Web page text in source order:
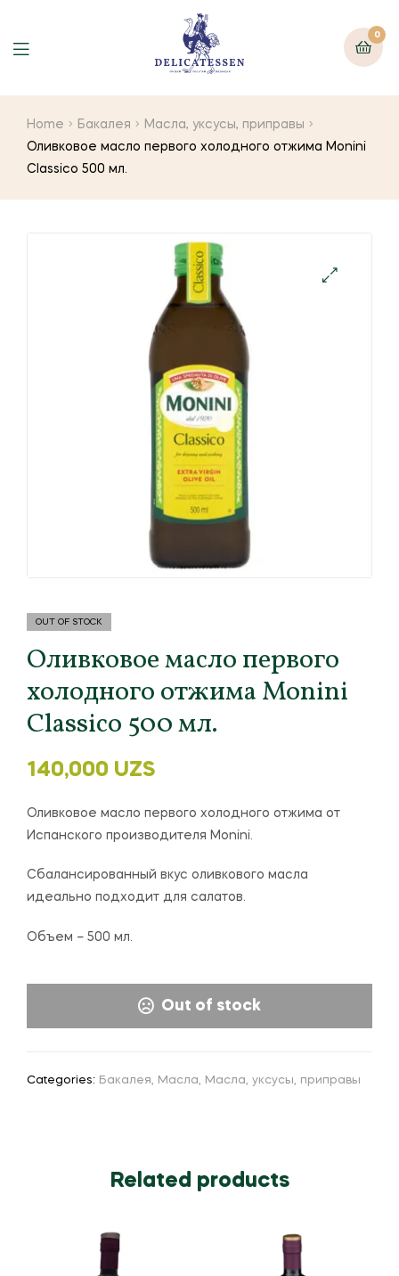
0
Home Бакалея
Масла, уксусы, приправы
Оливковое масло первого холодного отжима Monini
Classico 500 мл.
OUT OF STOCK
Оливковое масло первого
холодного отжима Monini
Classico 500 мл.
140,000 UZS
Оливковое масло первого холодного отжима от
Испанского производителя Monini.
Сбалансированный вкус оливкового масла
идеально подходит для салатов.
Объем – 500 мл.
Out of stock
Categories: Бакалея, Масла, Масла, уксусы, приправы
Related products